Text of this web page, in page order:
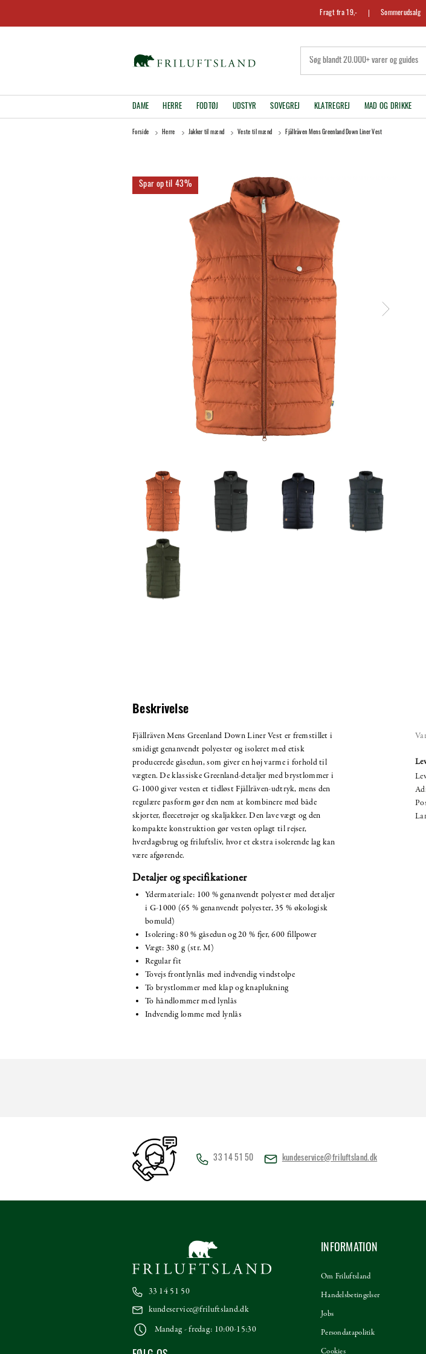
Fragt fra 19,- Sommerudsalg
DAME HERRE FODTØJ UDSTYR SOVEGREJ KLATREGREJ MAD OG DRIKKE
Forside Herre Jakker til mænd Veste til mænd Fjällräven Mens Greenland Down Liner Vest
43%
Beskrivelse
Fjällräven Mens Greenland Down Liner Vest er fremstillet i
smidigt genanvendt polyester og isoleret med etisk
producerede gåsedun, som giver en høj varme i forhold til
vægten. De klassiske Greenland-detaljer med brystlommer i
G-1000 giver vesten et tidløst Fjällräven-udtryk, mens den
regulære pasform gør den nem at kombinere med både
skjorter, fleecetrøjer og skaljakker. Den lave vægt og den
kompakte konstruktion gør vesten oplagt til rejser,
hverdagsbrug og friluftsliv, hvor et ekstra isolerende lag kan
være afgørende.
Detaljer og specifikationer
Ydermateriale: 100 % genanvendt polyester med detaljer
i G-1000 (65 % genanvendt polyester, 35 % økologisk
bomuld)
Isolering: 80 % gåsedun og 20 % fjer, 600 fillpower
Vægt: 380 g (str. M)
Regular fit
Tovejs frontlynlås med indvendig vindstolpe
To brystlommer med klap og knaplukning
To håndlommer med lynlås
Indvendig lomme med lynlås
33 14 51 50 kundeservice@friluftsland.dk
33 14 51 50
kundeservice@friluftsland.dk
Mandag - fredag: 10:00-15:30
INFORMATION
Om Friluftsland
Handelsbetingelser
Jobs
Persondatapolitik